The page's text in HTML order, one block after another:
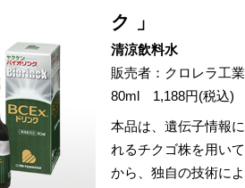
ク 」
清涼飲料水
販売者：クロレラ工
80ml 1,188円(税込)
本品は、遺伝子情報
れるチクゴ株を用い
から、独自の技術に